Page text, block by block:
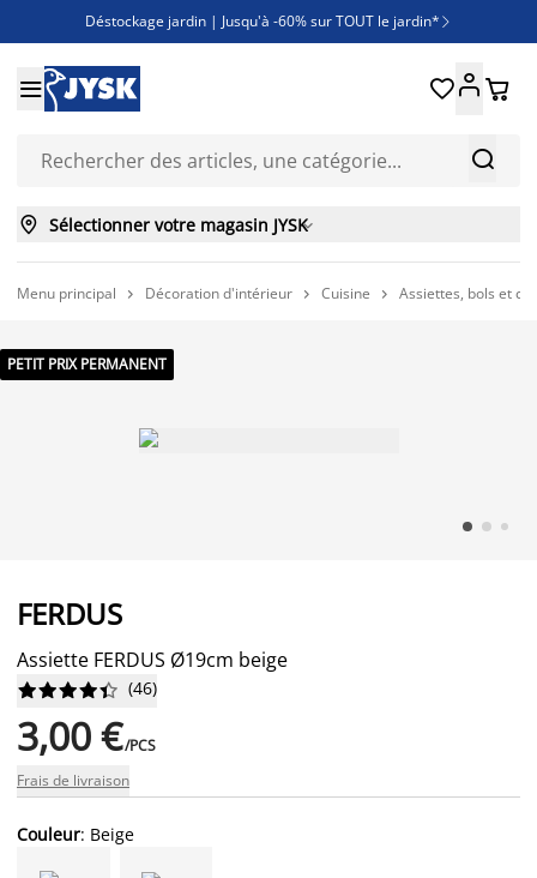
Déstockage jardin | Jusqu'à -60% sur TOUT le jardin* 
Jusqu'à -50% sur une sélection literie
Découvrez les nouveautés de la collection


 
 Sélectionner votre magasin JYSK
Menu principal  Décoration d'intérieur  Cuisine  Assiettes, bols et
PETIT PRIX PERMANENT
FERDUS
Assiette FERDUS Ø19cm beige





 (46)
3,00 €/PCS
Frais de livraison
Couleur: Beige